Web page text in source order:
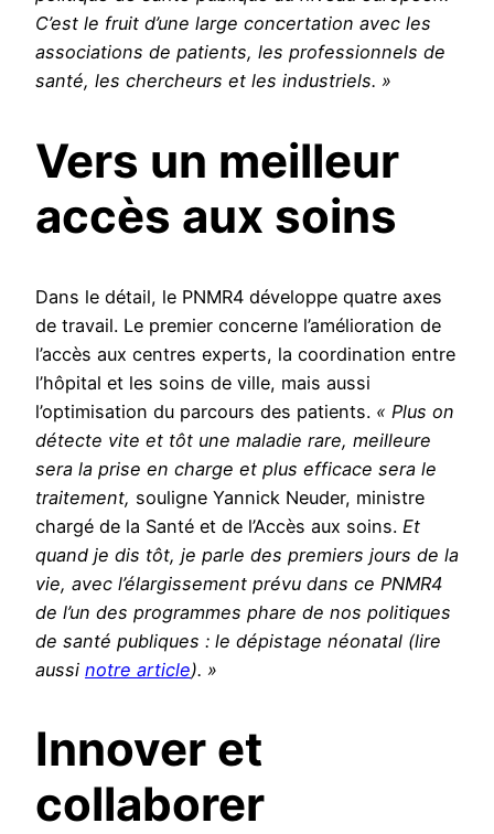
C’est le fruit d’une large concertation avec les
associations de patients, les professionnels de
santé, les chercheurs et les industriels. »
Vers un meilleur
accès aux soins
Dans le détail, le PNMR4 développe quatre axes
de travail. Le premier concerne l’amélioration de
l’accès aux centres experts, la coordination entre
l’hôpital et les soins de ville, mais aussi
l’optimisation du parcours des patients. « Plus on
détecte vite et tôt une maladie rare, meilleure
sera la prise en charge et plus efficace sera le
traitement, souligne Yannick Neuder, ministre
chargé de la Santé et de l’Accès aux soins. Et
quand je dis tôt, je parle des premiers jours de la
vie, avec l’élargissement prévu dans ce PNMR4
de l’un des programmes phare de nos politiques
de santé publiques : le dépistage néonatal (lire
aussi notre article). »
Innover et
collaborer